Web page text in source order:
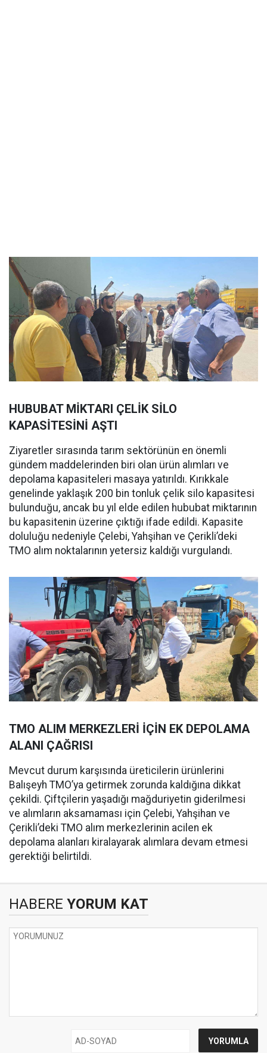
HUBUBAT MİKTARI ÇELİK SİLO
KAPASİTESİNİ AŞTI
Ziyaretler sırasında tarım sektörünün en önemli
gündem maddelerinden biri olan ürün alımları ve
depolama kapasiteleri masaya yatırıldı. Kırıkkale
genelinde yaklaşık 200 bin tonluk çelik silo kapasitesi
bulunduğu, ancak bu yıl elde edilen hububat miktarının
bu kapasitenin üzerine çıktığı ifade edildi. Kapasite
doluluğu nedeniyle Çelebi, Yahşihan ve Çerikli’deki
TMO alım noktalarının yetersiz kaldığı vurgulandı.
TMO ALIM MERKEZLERİ İÇİN EK DEPOLAMA
ALANI ÇAĞRISI
Mevcut durum karşısında üreticilerin ürünlerini
Balışeyh TMO’ya getirmek zorunda kaldığına dikkat
çekildi. Çiftçilerin yaşadığı mağduriyetin giderilmesi
ve alımların aksamaması için Çelebi, Yahşihan ve
Çerikli’deki TMO alım merkezlerinin acilen ek
depolama alanları kiralayarak alımlara devam etmesi
gerektiği belirtildi.
HABERE YORUM KAT